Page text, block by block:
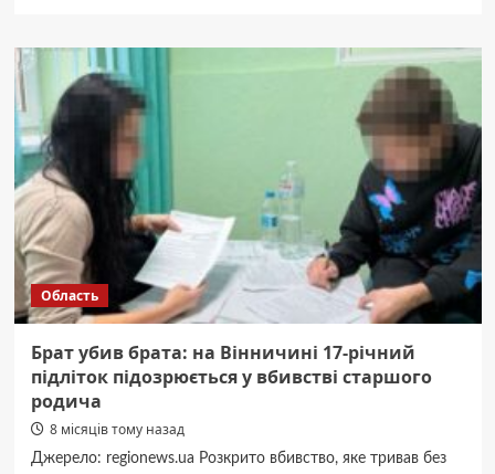
не
смішно”:
Цимбалюк
розповів,
переслідувала
прихильниця
Область
Брат убив брата: на Вінничині 17-річний
підліток підозрюється у вбивстві старшого
родича
8 місяців тому назад
Джерело: regionews.ua Розкрито вбивство, яке тривав без